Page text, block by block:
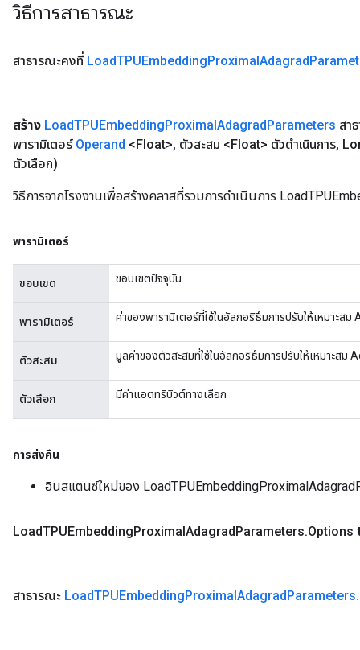
วิธีการสาธารณะ
สาธารณะคงที่ LoadTPUEmbeddingProximalAdagrad
สร้าง LoadTPUEmbeddingProximalAdagradParameters สา
พารามิเตอร์ Operand <Float>, ตัวสะสม <Float> ตัวดำเนินการ,
ตัวเลือก)
วิธีการจากโรงงานเพื่อสร้างคลาสที่รวมการดำเนินการ
พารามิเตอร์
ขอบเขต ขอบเขตปัจจุบัน
พารามิเตอร์ ค่าของพารามิเตอร์ที่ใช้ในอัลกอริธึมการปรับให้เหมาะสม
ตัวสะสม มูลค่าของตัวสะสมที่ใช้ในอัลกอริธึมการปรับให้เหมาะสม
ตัวเลือก มีค่าแอตทริบิวต์ทางเลือก
การส่งคืน
อินสแตนซ์ใหม่ของ
LoadTPUEmbeddingProximalAdagradParameters.Options
สาธารณะ LoadTPUEmbeddingProximalAdagradParameters.